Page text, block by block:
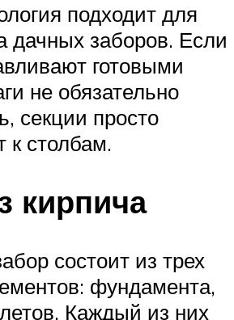
подходит для
дачных заборов. Если
готовыми
не обязательно
секции просто
к столбам.
кирпича
состоит из трех
фундамента,
Каждый из них